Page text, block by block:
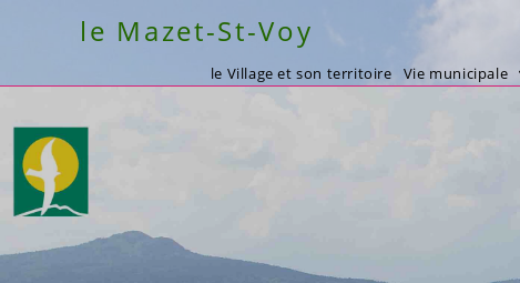
le Mazet-St-Voy
le Village et son territoire Vie municipale